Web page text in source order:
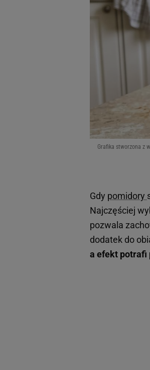
Grafika stworzona z
Gdy pomidory
Najczęściej
pozwala
dodatek do
a efekt potrafi